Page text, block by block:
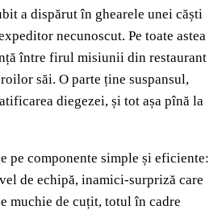
a dispărut în ghearele unei căști
necunoscut. Pe toate astea
între firul misiunii din restaurant
săi. O parte ține suspansul,
diegezei, și tot așa pînă la
pe componente simple și eficiente:
de echipă, inamici-surpriză care
muchie de cuțit, totul în cadre